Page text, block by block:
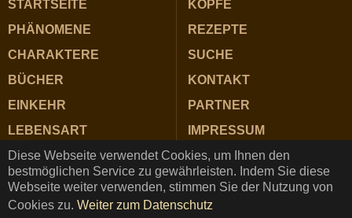
Diese Webseite verwendet Cookies, um Ihnen den
bestmöglichen Service zu gewährleisten. Indem Sie diese
Webseite weiter verwenden, stimmen Sie der Nutzung von
Cookies zu. Weiter zum Datenschutz
STARTSEITE
PHÄNOMENE
CHARAKTERE
BÜCHER
EINKEHR
LEBENSART
ZUTATEN
KÖPFE
REZEPTE
SUCHE
KONTAKT
PARTNER
IMPRESSUM
DATENSCHUTZ